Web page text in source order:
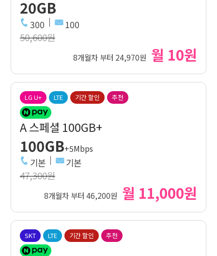
20GB
300 100
50,600원
8개월차 부터 24,970원 월 10원
LG U+ LTE 기간 할인 추천
A 스페셜 100GB+
100GB+5Mbps
기본 기본
47,300원
8개월차 부터 46,200원 월 11,000원
SKT LTE 기간 할인 추천